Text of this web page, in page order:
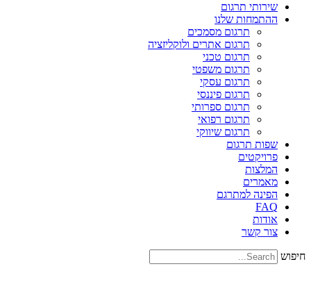
שירותי תרגום
ההתמחות שלנו
תרגום מסמכים
תרגום אתרים ולוקליזציה
תרגום טכני
תרגום משפטי
תרגום עסקי
תרגום פיננסי
תרגום ספרותי
תרגום רפואי
תרגום שיווקי
שפות תרגום
פרויקטים
המלצות
מאמרים
הפינה למתרגם
FAQ
אודות
צור קשר
חיפוש